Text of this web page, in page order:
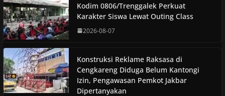
Kodim 0806/Trenggalek Perkuat
Karakter Siswa Lewat Outing Class
2026-08-07
Konstruksi Reklame Raksasa di
Cengkareng Diduga Belum Kantongi
Izin, Pengawasan Pemkot Jakbar
Dipertanyakan